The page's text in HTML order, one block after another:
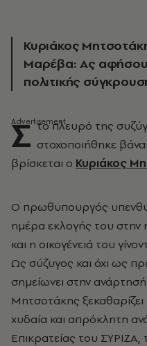
Κυριάκος
Μαρέβα: Ας
πολιτικής
Σ το πλευρό της
στοχοποιήθηκε
βρίσκεται ο Κυριάκος
Ο πρωθυπουργός
ημέρα εκλογής του στην
και η οικογένειά του
Ως σύζυγος και όχι ως
σημείωνει στην
Μητσοτάκης
χυδαία και απρόκλητη
Επικρατείας του ΣΥΡΙΖΑ,